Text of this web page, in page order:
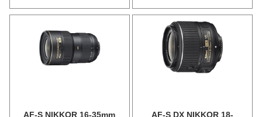
AF-S NIKKOR 16-35mm
AF-S DX NIKKOR 18-